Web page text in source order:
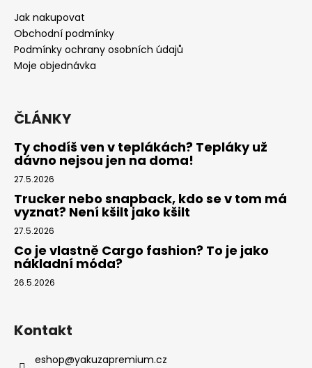
Jak nakupovat
Obchodní podmínky
Podmínky ochrany osobních údajů
Moje objednávka
ČLÁNKY
Ty chodíš ven v teplákách? Tepláky už
dávno nejsou jen na doma!
27.5.2026
Trucker nebo snapback, kdo se v tom má
vyznat? Není kšilt jako kšilt
27.5.2026
Co je vlastně Cargo fashion? To je jako
nákladní móda?
26.5.2026
Kontakt
eshop@yakuzapremium.cz